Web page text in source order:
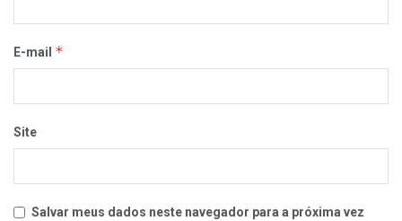
E-mail *
Site
Salvar meus dados neste navegador para a próxima vez